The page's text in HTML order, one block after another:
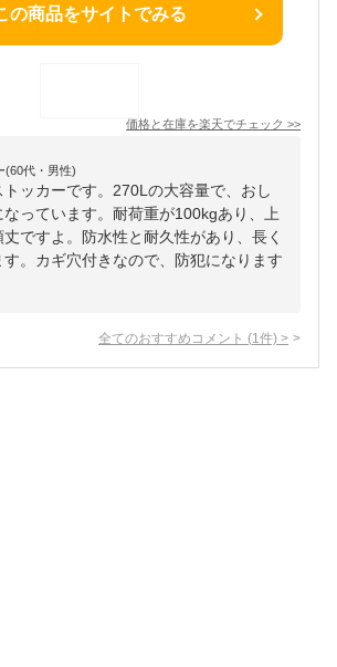
の商品をサイトでみる
価格と在庫を楽天でチェック >>
(60代・男性)
ッカーです。270Lの大容量で、おし
なっています。耐荷重が100kgあり、上
ですよ。防水性と耐久性があり、長く
。カギ穴付きなので、防犯になります
全てのおすすめコメント (1 件) >